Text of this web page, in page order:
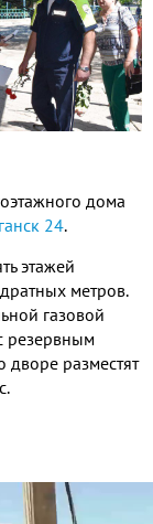
дома
24.
этажей
метров.
газовой
резервным
дворе разместят